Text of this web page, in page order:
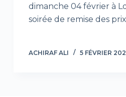
dimanche 04 février à
soirée de remise des
ACHIRAF ALI 5 FÉVRIER